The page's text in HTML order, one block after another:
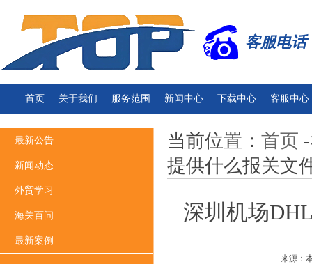
客服电话
首页 关于我们 服务范围 新闻中心 下载中心 客服中心
最新公告
新闻动态
外贸学习
海关百问
最新案例
当前位置： 首页
提供什么报关文
深圳机场
来源